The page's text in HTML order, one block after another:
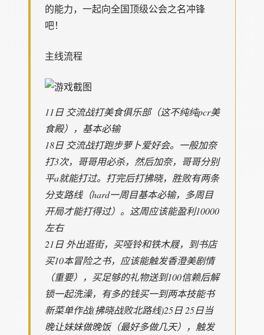
的能力，一起向全国顶级公会之名冲锋
吧！
主线流程
11日 交流战打美食俱乐部（这不纯纯pcr美
食殿），基本必输
18日 交流战打跑步萝卜爱好会。一般加奈
打3次，哥哥用必杀，然后加奈，哥哥分别
平a就能打过。打完后打拂晓，胜败有两条
分支路线（hard一周目基本必输，多周目
开局才能打得过）。这周应该能盈利10000
左右
21日 外出逛街，买哑铃和铁木屐，到书店
买10本冒险之书，应该能触发香澄美剧情
（重要），买足够的礼物送到100信赖后解
锁一起洗澡，有多的钱买一到两本技能书
新菜单作战(拂晓战败北路线)25日 25日当
晚让妹妹做晚饭（最好多做几天），触发